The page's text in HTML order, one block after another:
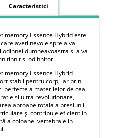
Caracteristici
memory Essence Hybrid este
aveti nevoie spre a va
dumneavoastra si a va
tihnit si odihnitor.
memory Essence Hybrid
stabil pentru corp, iar prin
perfecte a materilelor de cea
si ultra revolutionare,
aproape totala a presiunii
și contribuie eficient in
a coloanei vertebrale in